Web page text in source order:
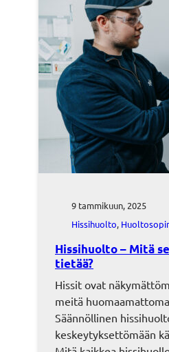
9 tammikuun, 2025
Hissihuolto,
Hissihuolto – Mitä
tietää?
Hissit ovat
meitä
Säännöllinen
keskeytyksettömään